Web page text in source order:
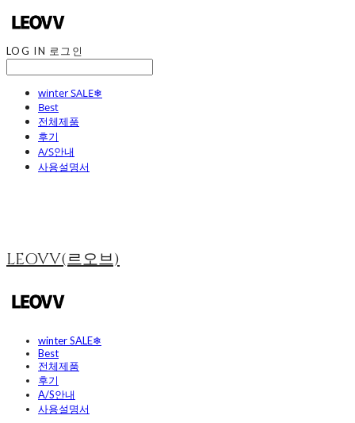
LOG IN 로그인
winter SALE❄
Best
전체제품
후기
A/S안내
사용설명서
LEOVV(르오브)
winter SALE❄
Best
전체제품
후기
A/S안내
사용설명서